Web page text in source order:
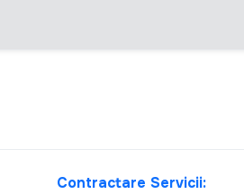
Contractare Servicii: